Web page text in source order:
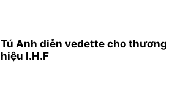
Tú Anh diễn vedette cho thương
hiệu I.H.F